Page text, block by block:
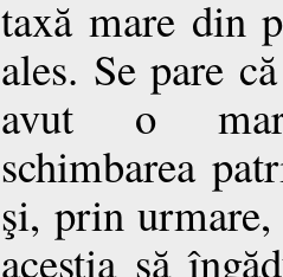
taxă mare din
ales. Se pare
avut o
schimbarea
şi, prin urmare,
aceştia să